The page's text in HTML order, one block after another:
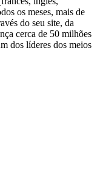
os meses, mais de
do seu site, da
cerca de 50 milhões
dos líderes dos meios